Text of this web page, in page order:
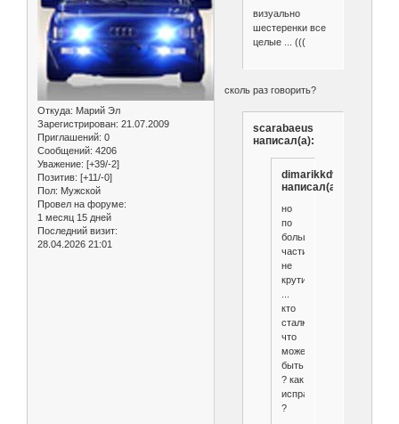
Откуда: Марий Эл
Зарегистрирован: 21.07.2009
Приглашений: 0
Сообщений: 4206
Уважение: [+39/-2]
Позитив: [+11/-0]
Пол: Мужской
Провел на форуме:
1 месяц 15 дней
Последний визит:
28.04.2026 21:01
визуально
шестеренки все
целые ... (((
сколь раз говорить?
scarabaeus
написал(а):
dimarikkdv
написал(а):
но
по
большей
части
не
крутит
кто
сталкивался
что
может
быть
? как
исправить
?